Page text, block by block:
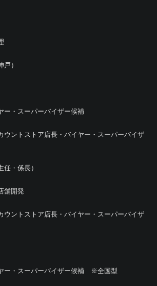
戸）
ー・スーパーバイザー候補
ウントストア店長・バイヤー・スーパーバイザ
任・係長）
舗開発
ウントストア店長・バイヤー・スーパーバイザ
ー・スーパーバイザー候補 ※全国型